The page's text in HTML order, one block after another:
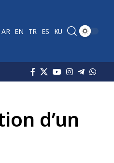
AR EN TR ES KU
d’un